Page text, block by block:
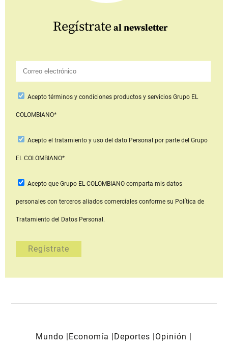
Regístrate al newsletter
Aceptotérminos y condiciones productos y serviciosGrupo EL
COLOMBIANO*
Acepto el tratamiento y uso del dato Personal por parte del Grupo
EL COLOMBIANO*
Acepto que Grupo EL COLOMBIANOcomparta mis datos
personales con terceros aliados comerciales conforme su Política de
Tratamiento del Datos Personal.
Mundo Economía Deportes
Opinión